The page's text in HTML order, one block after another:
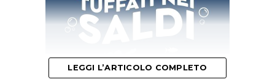
LEGGI L’ARTICOLO COMPLETO